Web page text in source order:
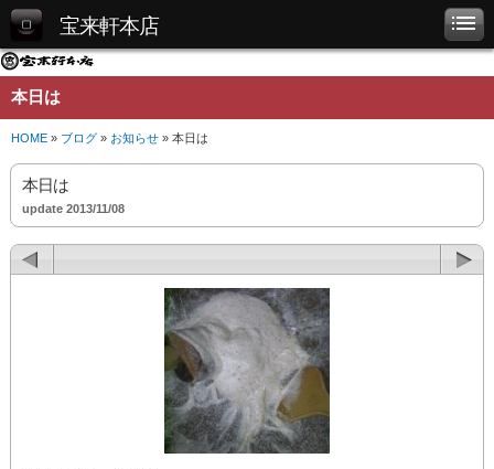
宝来軒本店
本日は
HOME » ブログ » お知らせ » 本日は
本日は
update 2013/11/08